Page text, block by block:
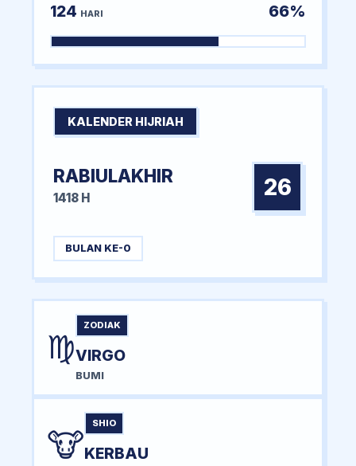
124 HARI 66%
KALENDER HIJRIAH
RABIULAKHIR
1418 H 26
BULAN KE-0
♍
ZODIAK
VIRGO
BUMI
🐮
SHIO
KERBAU